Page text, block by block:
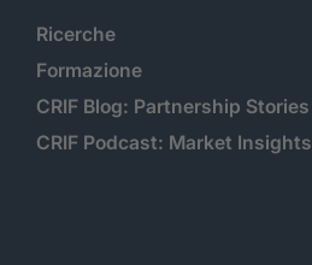
Ricerche
Formazione
CRIF Blog: Partnership Stories
CRIF Podcast: Market Insights